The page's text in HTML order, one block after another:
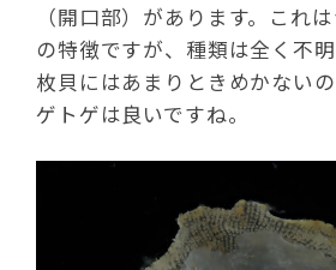
（開口部）があります。これ
の特徴ですが、種類は全く不
枚貝にはあまりときめかない
ゲトゲは良いですね。